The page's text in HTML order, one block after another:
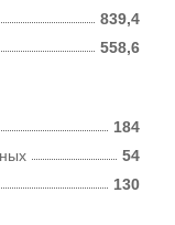
839,4
558,6
184
130
54